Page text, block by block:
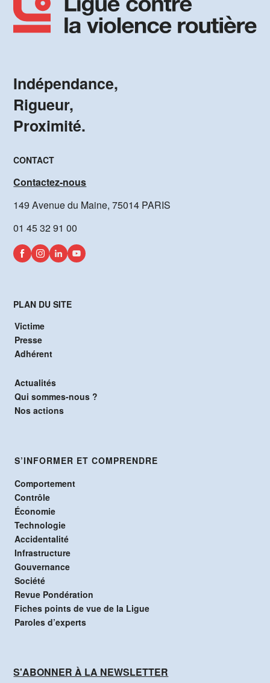
Indépendance,
Rigueur,
Proximité.
CONTACT
Contactez-nous
149 Avenue du Maine, 75014 PARIS
01 45 32 91 00
PLAN DU SITE
Victime
Presse
Adhérent
Actualités
Qui sommes-nous ?
Nos actions
S’INFORMER ET COMPRENDRE
Comportement
Contrôle
Économie
Technologie
Accidentalité
Infrastructure
Gouvernance
Société
Revue Pondération
Fiches points de vue de la Ligue
Paroles d’experts
S'ABONNER À LA NEWSLETTER